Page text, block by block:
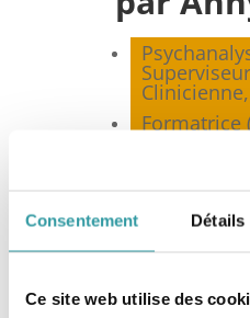
Consentement Détails
Ce site web utilise des
Clinicienne,
Formatrice
Nationale
(FNP)*,
de